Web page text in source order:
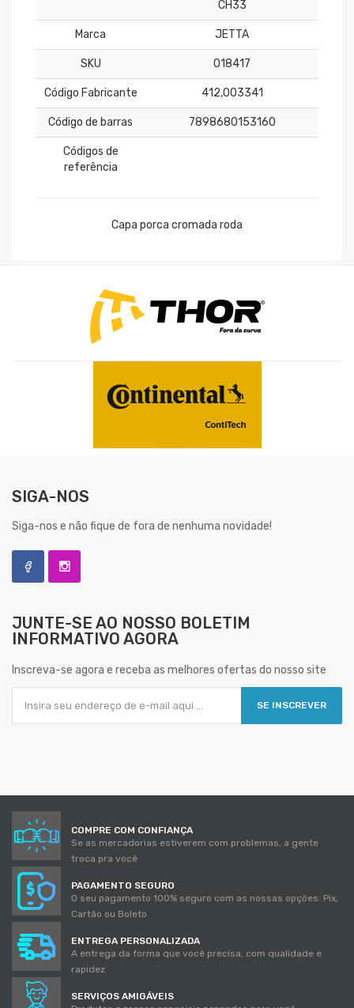
CH33
Marca JETTA
SKU 018417
Código Fabricante 412,003341
Código de barras 7898680153160
Códigos de
referência
Capa porca cromada roda
SIGA-NOS
Siga-nos e não fique de fora de nenhuma novidade!
JUNTE-SE AO NOSSO BOLETIM
INFORMATIVO AGORA
Inscreva-se agora e receba as melhores ofertas do nosso site
SE INSCREVER
COMPRE COM CONFIANÇA
Se as mercadorias estiverem com problemas, a gente
troca pra você
PAGAMENTO SEGURO
O seu pagamento 100% seguro com as nossas opções: Pix,
Cartão ou Boleto
ENTREGA PERSONALIZADA
A entrega da forma que você precisa, com qualidade e
rapidez
SERVIÇOS AMIGÁVEIS